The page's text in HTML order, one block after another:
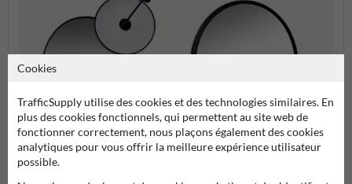
Cookies
TrafficSupply utilise des cookies et des technologies similaires. En
plus des cookies fonctionnels, qui permettent au site web de
fonctionner correctement, nous plaçons également des cookies
analytiques pour vous offrir la meilleure expérience utilisateur
possible.